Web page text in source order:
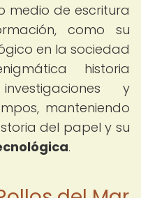
medio de escritura
como su
en la sociedad
historia
y
manteniendo
del papel y su
.